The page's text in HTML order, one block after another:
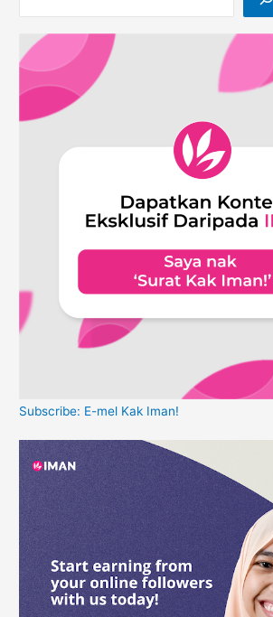
Subscribe: E-mel Kak Iman!